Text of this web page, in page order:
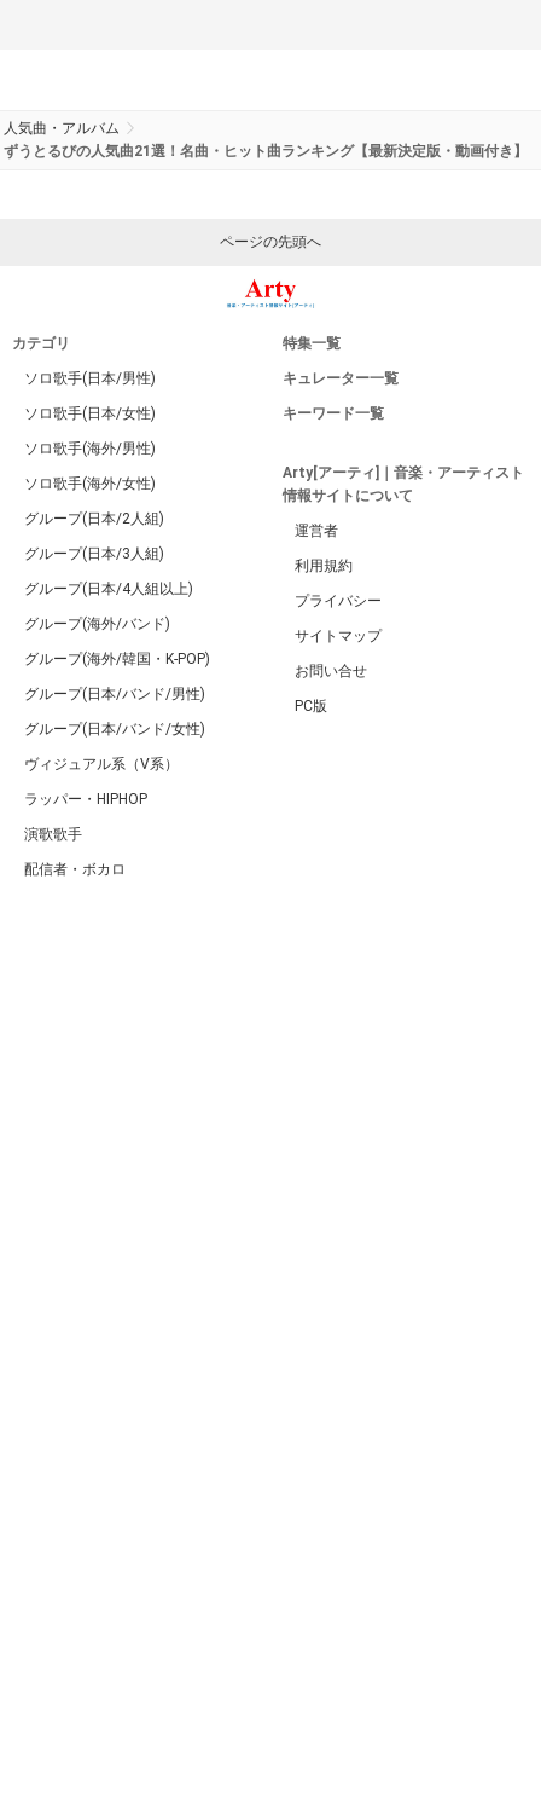
人気曲・アルバム
ずうとるびの人気曲21選！名曲・ヒット曲ランキング【最新決定版・動画付き】
ページの先頭へ
カテゴリ
ソロ歌手(日本/男性)
ソロ歌手(日本/女性)
ソロ歌手(海外/男性)
ソロ歌手(海外/女性)
グループ(日本/2人組)
グループ(日本/3人組)
グループ(日本/4人組以上)
グループ(海外/バンド)
グループ(海外/韓国・K-POP)
グループ(日本/バンド/男性)
グループ(日本/バンド/女性)
ヴィジュアル系（V系）
ラッパー・HIPHOP
演歌歌手
配信者・ボカロ
特集一覧
キュレーター一覧
キーワード一覧
Arty[アーティ]｜音楽・アーティスト
情報サイトについて
運営者
利用規約
プライバシー
サイトマップ
お問い合せ
PC版